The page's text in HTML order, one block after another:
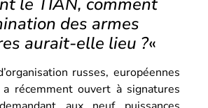
le TIAN, comment
des armes
aurait-elle lieu ?«
russes, européennes
récemment ouvert à signatures